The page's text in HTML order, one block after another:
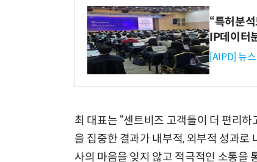
“특허분
IP데이터
[AIPD] 뉴
최 대표는 “센트비즈 고객들이 더 편리
을 집중한 결과가 내부적, 외부적 성과로
사의 마음을 잊지 않고 적극적인 소통을